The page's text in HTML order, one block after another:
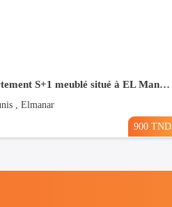
appartement S+1 meublé situé à EL Manar 1
, Elmanar
900 TND